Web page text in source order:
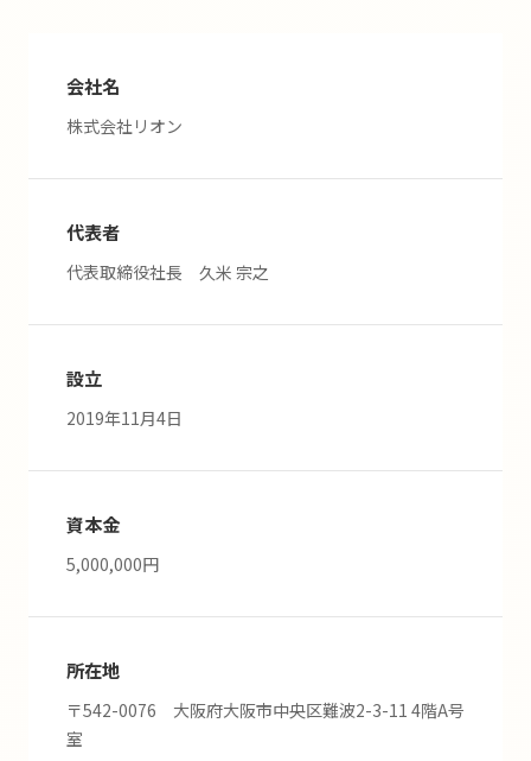
会社名
株式会社リオン
代表者
代表取締役社長 久米 宗之
設立
2019年11月4日
資本金
5,000,000円
所在地
〒542-0076 大阪府大阪市中央区難波2-3-11 4階A号
室